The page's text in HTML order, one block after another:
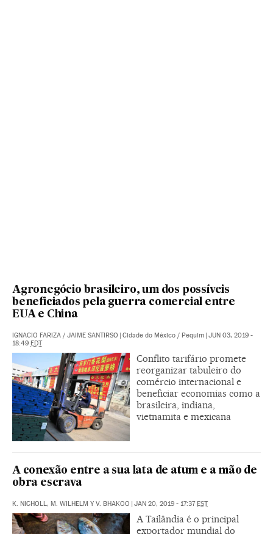
Agronegócio brasileiro, um dos possíveis
beneficiados pela guerra comercial entre
EUA e China
IGNACIO FARIZA / JAIME SANTIRSO Cidade do México / Pequim JUN 03, 2019 -
18:49 EDT
Conflito tarifário promete
reorganizar tabuleiro do
comércio internacional e
beneficiar economias como a
brasileira, indiana,
vietnamita e mexicana
A conexão entre a sua lata de atum e a mão de
obra escrava
K. NICHOLL, M. WILHELM Y V. BHAKOO JAN 20, 2019 - 17:37 EST
A Tailândia é o principal
exportador mundial do